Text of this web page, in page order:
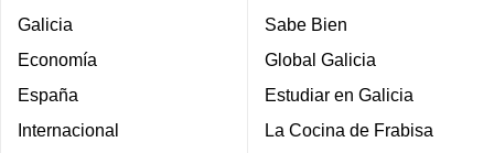
Galicia
Economía
España
Internacional
Sabe Bien
Global Galicia
Estudiar en Galicia
La Cocina de Frabisa